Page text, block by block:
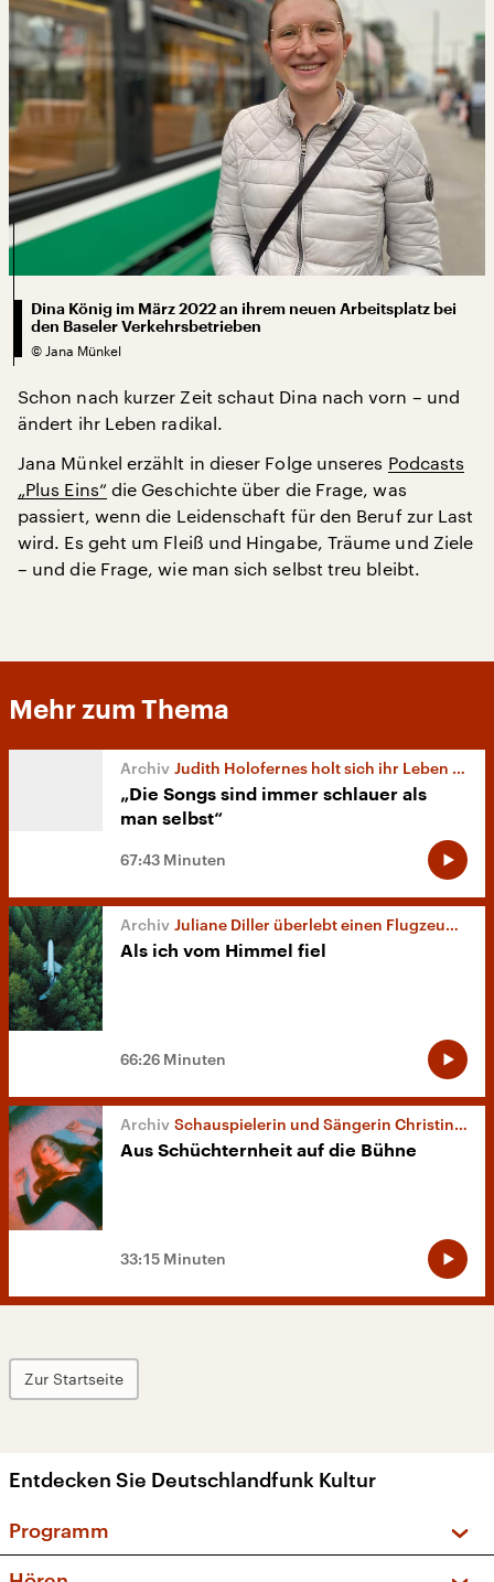
Dina König im März 2022 an ihrem neuen Arbeitsplatz bei
den Baseler Verkehrsbetrieben
© Jana Münkel
Schon nach kurzer Zeit schaut Dina nach vorn – und
ändert ihr Leben radikal.
Jana Münkel erzählt in dieser Folge unseres Podcasts
„Plus Eins“ die Geschichte über die Frage, was
passiert, wenn die Leidenschaft für den Beruf zur Last
wird. Es geht um Fleiß und Hingabe, Träume und Ziele
– und die Frage, wie man sich selbst treu bleibt.
Mehr zum Thema
Judith Holofernes holt sich ihr Leben zurück
„Die Songs sind immer schlauer als
man selbst“
67:43 Minuten
Juliane Diller überlebt einen Flugzeugabsturz
Als ich vom Himmel fiel
66:26 Minuten
Schauspielerin und Sängerin Christin Nichols
Aus Schüchternheit auf die Bühne
33:15 Minuten
Zur Startseite
Entdecken Sie Deutschlandfunk Kultur
Programm